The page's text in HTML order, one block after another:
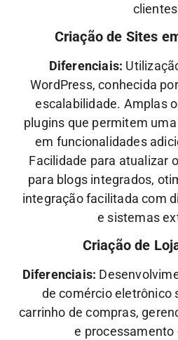
Criação de Sites
Diferenciais:
WordPress, conhecida
escalabilidade. Amplas
plugins que permitem
em funcionalidades
Facilidade para atualizar
para blogs integrados,
integração facilitada com
e sistemas
Criação de
Diferenciais:
de comércio eletrônico
carrinho de compras,
e processamento